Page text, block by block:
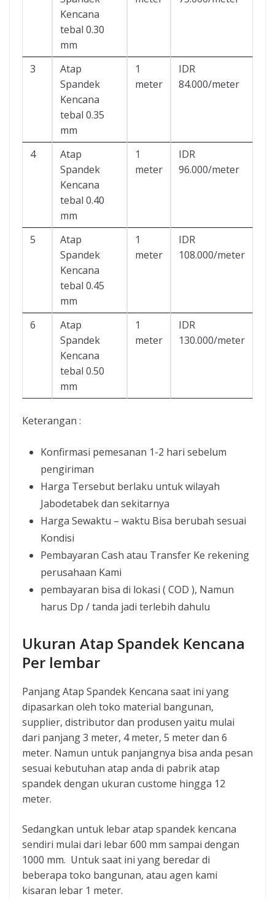
Kencana
tebal 0.30
mm
3
Atap
Spandek
Kencana
tebal 0.35
mm
1
meter
IDR
84.000/meter
4
Atap
Spandek
Kencana
tebal 0.40
mm
1
meter
IDR
96.000/meter
5
Atap
Spandek
Kencana
tebal 0.45
mm
1
meter
IDR
108.000/meter
6
Atap
Spandek
Kencana
tebal 0.50
mm
1
meter
IDR
130.000/meter
Keterangan :
Konfirmasi pemesanan 1-2 hari sebelum
pengiriman
Harga Tersebut berlaku untuk wilayah
Jabodetabek dan sekitarnya
Harga Sewaktu – waktu Bisa berubah sesuai
Kondisi
Pembayaran Cash atau Transfer Ke rekening
perusahaan Kami
pembayaran bisa di lokasi ( COD ), Namun
harus Dp / tanda jadi terlebih dahulu
Ukuran Atap Spandek Kencana
Per lembar
Panjang Atap Spandek Kencana saat ini yang
dipasarkan oleh toko material bangunan,
supplier, distributor dan produsen yaitu mulai
dari panjang 3 meter, 4 meter, 5 meter dan 6
meter. Namun untuk panjangnya bisa anda pesan
sesuai kebutuhan atap anda di pabrik atap
spandek dengan ukuran custome hingga 12
meter.
Sedangkan untuk lebar atap spandek kencana
sendiri mulai dari lebar 600 mm sampai dengan
1000 mm. Untuk saat ini yang beredar di
beberapa toko bangunan, atau agen kami
kisaran lebar 1 meter.